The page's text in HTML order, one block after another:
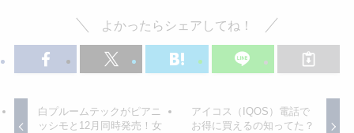
よかったらシェアしてね！
白プルームテックがピアニ
ッシモと12月同時発売！女
アイコス（IQOS）電話で
お得に買えるの知ってた？